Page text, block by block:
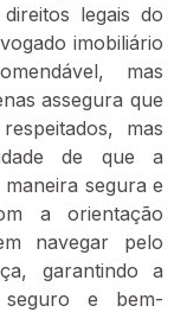
legais do
imobiliário
mas
assegura que
mas
de que a
segura e
a orientação
navegar pelo
garantindo a
seguro e bem-